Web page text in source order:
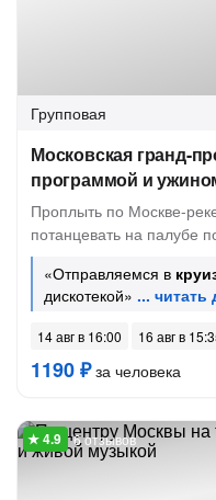
Групповая
Московская гранд-
программой и
Проплыть по Москве-
потанцевать на палубе
«Отправляемся в
дискотекой»
14 авг в 16:00 16 авг в
1190 ₽за человека
6 отзывов